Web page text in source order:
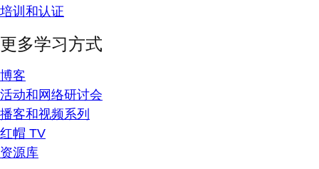
培训和认证
更多学习方式
博客
活动和网络研讨会
播客和视频系列
红帽 TV
资源库